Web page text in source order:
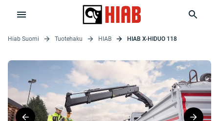
Hiab Suomi Tuotehaku HIAB HIAB X-HIDUO 118